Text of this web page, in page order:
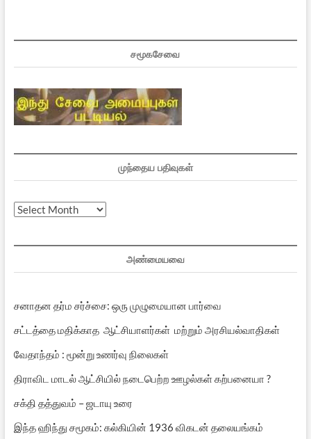
சமூகசேவை
முந்தைய பதிவுகள்
முந்தைய
அண்மையவை
சனாதன தர்ம சர்ச்சை: ஒரு முழுமையான பார்வை
சட்டத்தை மதிக்காத ஆட்சியாளர்கள் மற்றும் அரசியல்வாதிகள்
வேதாந்தம் : மூன்று உணர்வு நிலைகள்
திராவிட மாடல் ஆட்சியில் நடைபெற்ற ஊழல்கள் கற்பனையா ?
சக்தி தத்துவம் – ஜடாயு உரை
இந்த ஹிந்து சமூகம்: கல்கியின் 1936 விகடன் தலையங்கம்